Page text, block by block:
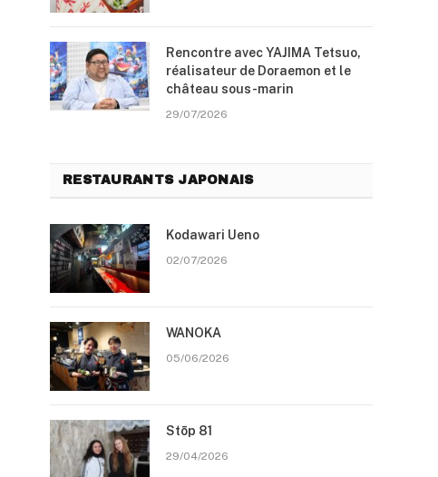
Rencontre avec YAJIMA Tetsuo,
réalisateur de Doraemon et le
château sous-marin
29/07/2026
RESTAURANTS JAPONAIS
Kodawari Ueno
02/07/2026
WANOKA
05/06/2026
Stōp 81
29/04/2026